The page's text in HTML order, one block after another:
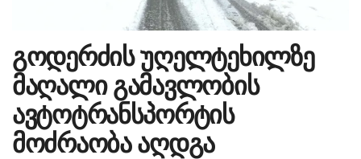
გოდერძის უღელტეხილზე
მაღალი გამავლობის
ავტოტრანსპორტის
მოძრაობა აღდგა